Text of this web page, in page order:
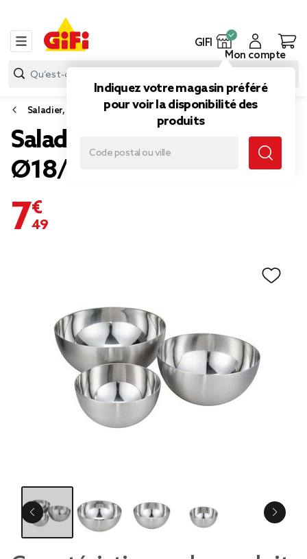
GIFI
Indiquez votre magasin préféré
pour voir la disponibilité des
produits
Mon compte
Saladier, plat et coupelle
Saladier x3 inox
Ø18/23/28,5xH13cm
7,49 €